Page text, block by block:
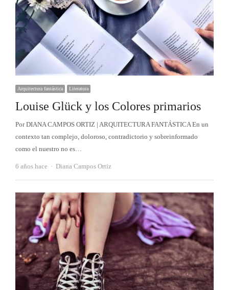
Arquitectura fantástica Literatura
Louise Glück y los Colores primarios
Por DIANA CAMPOS ORTIZ | ARQUITECTURA FANTÁSTICA En un
contexto tan complejo, doloroso, contradictorio y sobreinformado
como el nuestro no es…
6 años hace Autor
Diana Campos Ortiz